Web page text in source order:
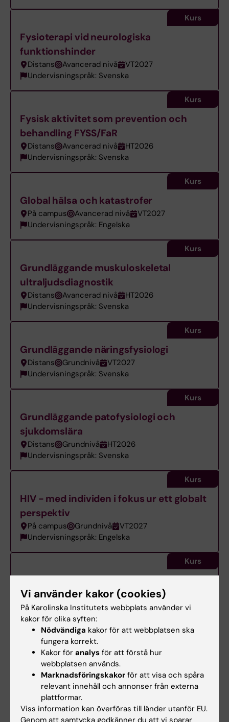
Fysioterapi vid neurologiska
funktionshinder
Distans Avancerad nivå
VT2027
Undervisningspråk: Svenska
Kurs
Fysisk aktivitet som prevention och
behandling FYSS/FaR
Distans Avancerad nivå
HT2026
Undervisningspråk: Svenska
Kurs
Global hälsa och katastrofer
På campus Avancerad nivå
VT2027
Undervisningspråk: Engelska
Kurs
Grundläggande muskuloskeletal
ultraljudsdiagnostik
Distans Avancerad nivå
HT2026
Undervisningspråk: Svenska
Kurs
Grundläggande näringsfysiologi
Distans Grundnivå
VT2027
Undervisningspråk: Svenska
Kurs
Grundläggande patofysiologi och
sjukdomslära
Distans Grundnivå
HT2026
Undervisningspråk: Svenska
Kurs
HIV - med individen i fokus ur ett globalt
perspektiv
På campus Grundnivå
VT2027
Undervisningspråk: Engelska
Kurs
perspektiv
Distans Avancerad nivå
HT2026
Undervisningspråk: Svenska
Kurs
Hälsoinsatser vid hälsokriser och
katastrofer
På campus Avancerad nivå
VT2027
Undervisningspråk: Engelska
Vi använder kakor (cookies)
På Karolinska Institutets webbplats använder vi
kakor för olika syften:
Nödvändiga kakor för att webbplatsen ska
fungera korrekt.
Kakor för analys för att förstå hur
webbplatsen används.
Marknadsföringskakor för att visa och spåra
relevant innehåll och annonser från externa
plattformar.
Viss information kan överföras till länder utanför EU.
Genom att samtycka godkänner du att vi sparar